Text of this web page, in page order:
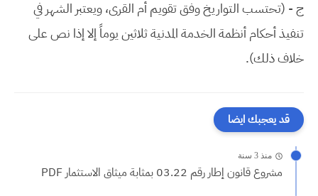
ج - (تحتسب التواريخ وفق تقويم أم القرى، ويعتبر الشهر في
تنفيذ أحكام أنظمة الخدمة المدنية ثلاثين يوماً إلا إذا نص على
خلاف ذلك).
قد يعجبك ايضا
منذ 3 سنة
مشروع قانون إطار رقم 03.22 بمثابة ميثاق الاستثمار PDF